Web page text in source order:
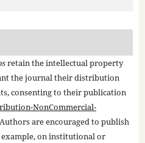
retain the intellectual property
the journal their distribution
consenting to their publication
NonCommercial-
are encouraged to publish
on institutional or